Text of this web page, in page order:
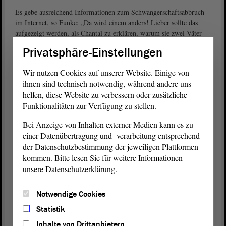
Es gebe ausreichend Informationen zum Schwangerschaftsabbruch
im Internet, so Funke: „Da wird einem anders! Lieber sollte das
aufgezeigt werden, als Chantal zu erklären, warum sie zwei Väter
Surrogate aus dem Ausland“. DerAntragder Linken sei reine
Regelung (§ 219a StGB) geschaffen habe.
Grüne: „Mein Körper, meine Entscheidung“
Cornelia Lüddemann (BÜNDNIS 90/DIE GRÜNEN)
sich dagegen, dass Ärztinnen und Ärzte für
Schwangerschaftsabbrüche werben würden, einzig um ihre Umsätze
zu steigern. Sie zeigte Unverständnis, dass allein die Information
über die Leistung des Abbruchs nach § 219a StGB geahndet werden
kriminalisierten Ärzte und veröffentlichten im Internet Listen mit
deren Namen und Adressen, um andere Abtreibungsgegner
aufzustacheln, empörte sich die Grünen-Politikerin, zeigte sich aber
Privatsphäre-Einstellungen
Wir nutzen Cookies auf unserer Website. Einige von
ihnen sind technisch notwendig, während andere uns
helfen, diese Website zu verbessern oder zusätzliche
Funktionalitäten zur Verfügung zu stellen.
Bei Anzeige von Inhalten externer Medien kann es zu
einer Datenübertragung und -verarbeitung entsprechend
der Datenschutzbestimmung der jeweiligen Plattformen
kommen. Bitte lesen Sie für weitere Informationen
unsere Datenschutzerklärung.
Notwendige Cookies
Statistik